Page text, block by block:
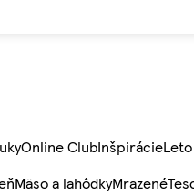
Online ClubInšpirácieLeto
Mäso a lahôdkyMrazené